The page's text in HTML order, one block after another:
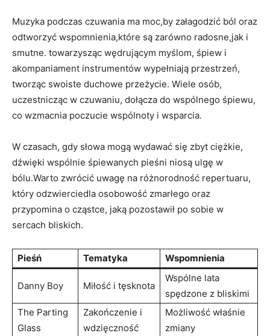
Muzyka podczas czuwania ma moc,by załagodzić ból oraz
odtworzyć wspomnienia,które są zarówno radosne,jak i
smutne. towarzysząc wędrującym myślom, śpiew i
akompaniament instrumentów wypełniają przestrzeń,
tworząc swoiste duchowe przeżycie. Wiele osób,
uczestnicząc w czuwaniu, dołącza do wspólnego śpiewu,
co wzmacnia poczucie wspólnoty i wsparcia.
W czasach, gdy słowa mogą wydawać się zbyt ciężkie,
dźwięki wspólnie śpiewanych pieśni niosą ulgę w
bólu.Warto zwrócić uwagę na różnorodność repertuaru,
który odzwierciedla osobowość zmarłego oraz
przypomina o cząstce, jaką pozostawił po sobie w
sercach bliskich.
Pieśń Tematyka Wspomnienia
Danny Boy Miłość i tęsknota
Wspólne lata
spędzone z bliskimi
The Parting
Glass
Zakończenie i
wdzięczność
Możliwość właśnie
zmiany